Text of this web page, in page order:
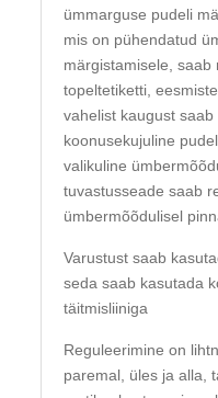
ümmarguse pudeli
mis on pühendatud
märgistamisele, saab
topeltetiketti,
vahelist kaugust
koonusekujuline
valikuline
tuvastusseade saab
ümbermõõdulisel
Varustust saab
seda saab kasutada
täitmisliiniga
Reguleerimine on
paremal, üles ja alla,